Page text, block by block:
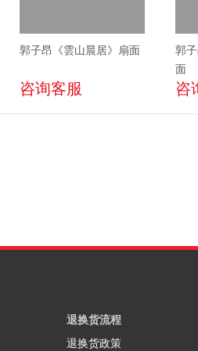
郭子昂《雲山晨居》扇面
咨询客服
郭
面
咨
退换货流程
退换货政策